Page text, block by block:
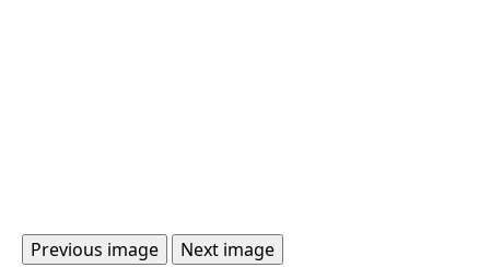
Previous image Next image